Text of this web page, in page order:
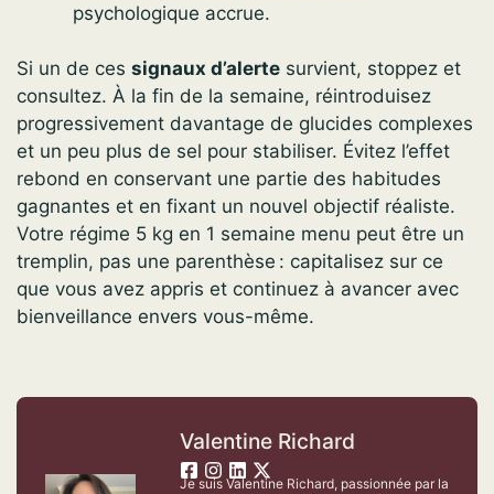
psychologique accrue.
Si un de ces signaux d’alerte survient, stoppez et
consultez. À la fin de la semaine, réintroduisez
progressivement davantage de glucides complexes
et un peu plus de sel pour stabiliser. Évitez l’effet
rebond en conservant une partie des habitudes
gagnantes et en fixant un nouvel objectif réaliste.
Votre régime 5 kg en 1 semaine menu peut être un
tremplin, pas une parenthèse : capitalisez sur ce
que vous avez appris et continuez à avancer avec
bienveillance envers vous-même.
Valentine Richard
Je suis Valentine Richard, passionnée par la